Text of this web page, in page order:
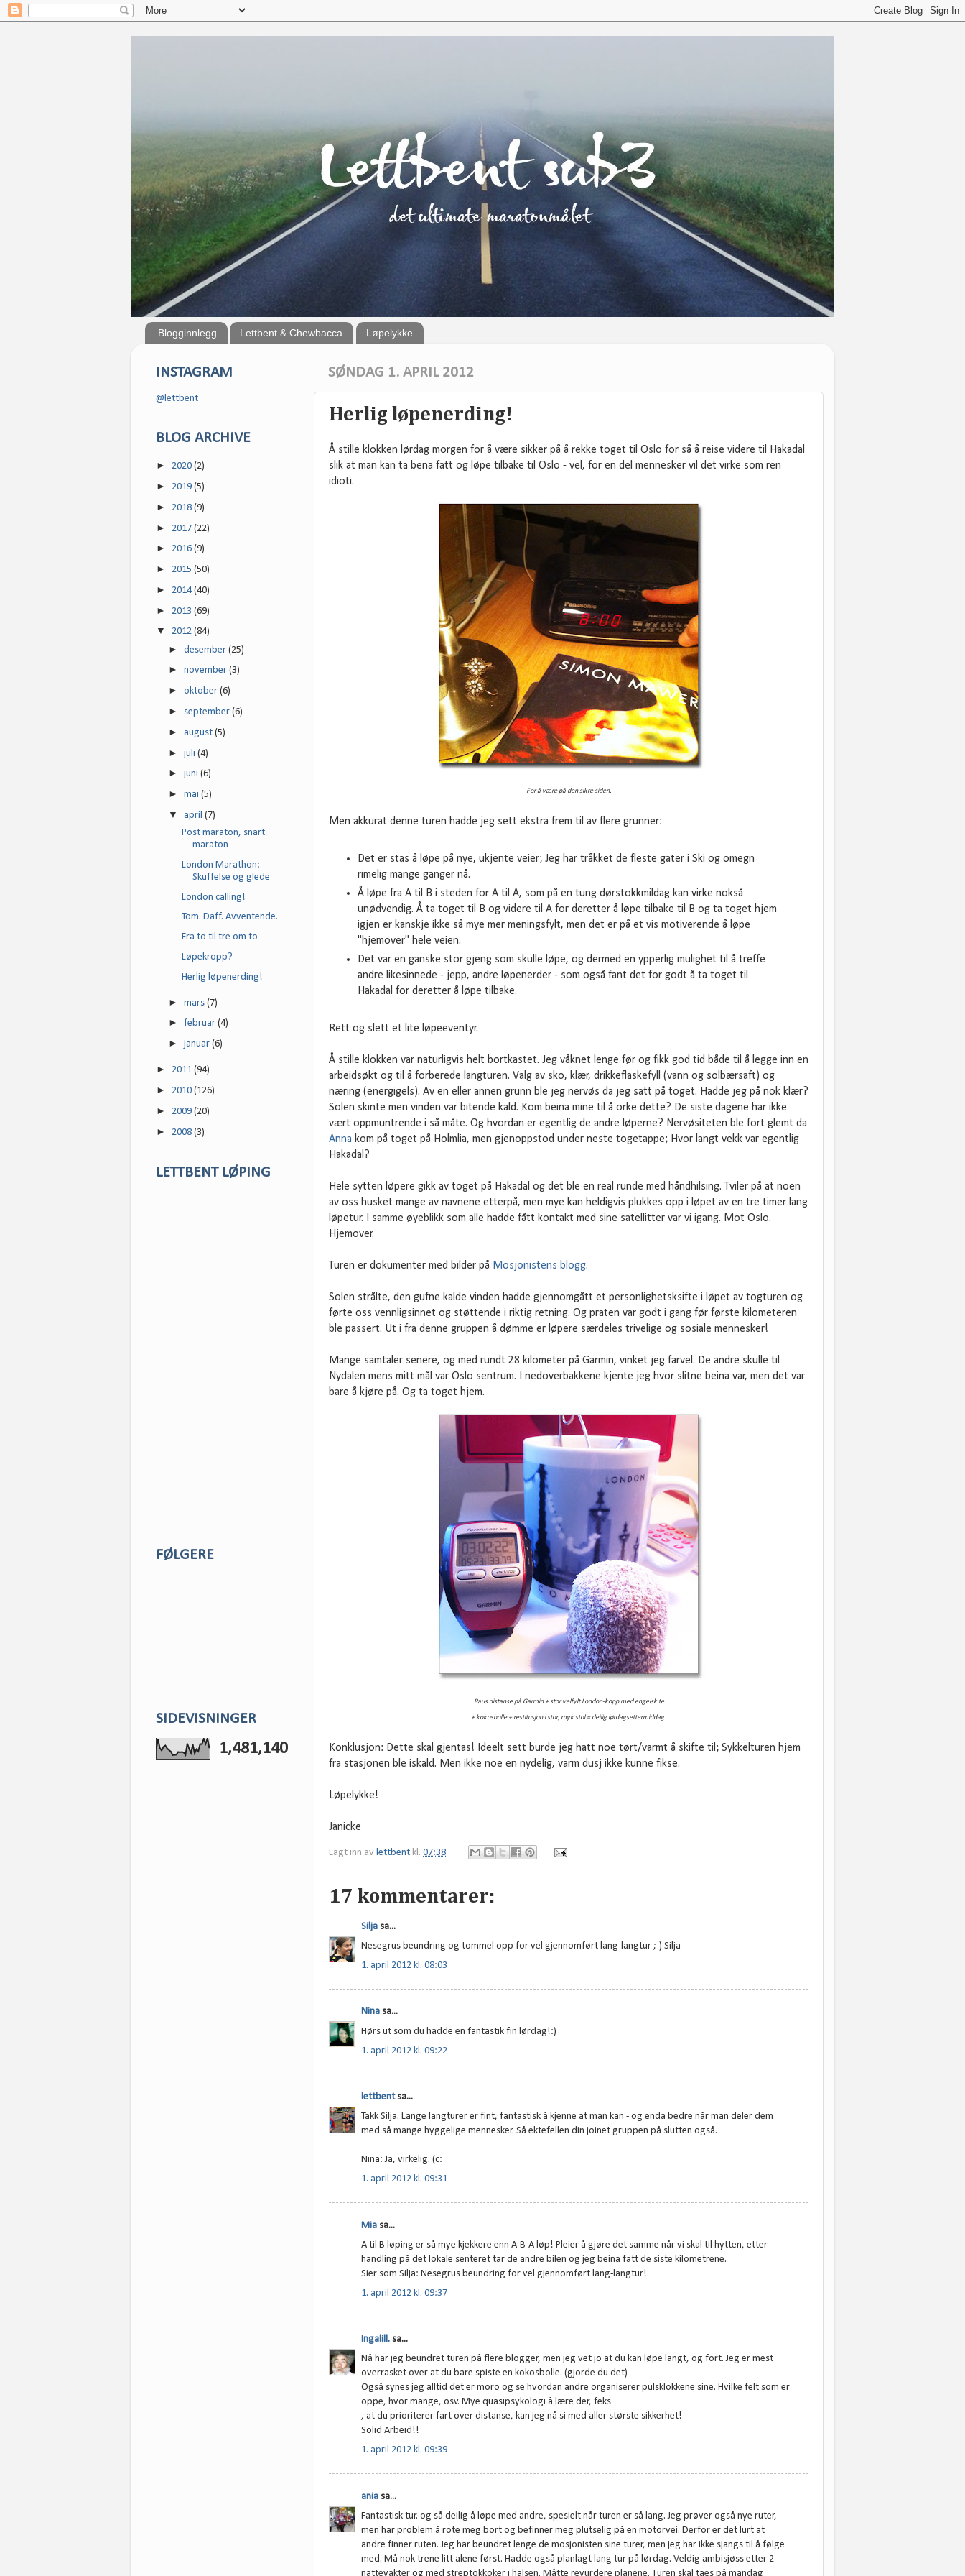
Blogginnlegg Lettbent & Chewbacca Løpelykke
SØNDAG 1. APRIL 2012
Herlig løpenerding!
Å stille klokken lørdag morgen for å være sikker på å rekke toget til Oslo for så å reise videre til Hakadal
slik at man kan ta bena fatt og løpe tilbake til Oslo - vel, for en del mennesker vil det virke som ren
idioti.
For å være på den sikre siden.
Men akkurat denne turen hadde jeg sett ekstra frem til av flere grunner:
Det er stas å løpe på nye, ukjente veier; Jeg har tråkket de fleste gater i Ski og omegn
rimelig mange ganger nå.
Å løpe fra A til B i steden for A til A, som på en tung dørstokkmildag kan virke nokså
unødvendig. Å ta toget til B og videre til A for deretter å løpe tilbake til B og ta toget hjem
igjen er kanskje ikke så mye mer meningsfylt, men det er på et vis motiverende å løpe
"hjemover" hele veien.
Det var en ganske stor gjeng som skulle løpe, og dermed en ypperlig mulighet til å treffe
andre likesinnede - jepp, andre løpenerder - som også fant det for godt å ta toget til
Hakadal for deretter å løpe tilbake.
Rett og slett et lite løpeeventyr.
Å stille klokken var naturligvis helt bortkastet. Jeg våknet lenge før og fikk god tid både til å legge inn en
arbeidsøkt og til å forberede langturen. Valg av sko, klær, drikkeflaskefyll (vann og solbærsaft) og
næring (energigels). Av en eller annen grunn ble jeg nervøs da jeg satt på toget. Hadde jeg på nok klær?
Solen skinte men vinden var bitende kald. Kom beina mine til å orke dette? De siste dagene har ikke
vært oppmuntrende i så måte. Og hvordan er egentlig de andre løperne? Nervøsiteten ble fort glemt da
Anna kom på toget på Holmlia, men gjenoppstod under neste togetappe; Hvor langt vekk var egentlig
Hakadal?
Hele sytten løpere gikk av toget på Hakadal og det ble en real runde med håndhilsing. Tviler på at noen
av oss husket mange av navnene etterpå, men mye kan heldigvis plukkes opp i løpet av en tre timer lang
løpetur. I samme øyeblikk som alle hadde fått kontakt med sine satellitter var vi igang. Mot Oslo.
Hjemover.
Turen er dokumenter med bilder på Mosjonistens blogg.
Solen strålte, den gufne kalde vinden hadde gjennomgått et personlighetsksifte i løpet av togturen og
førte oss vennligsinnet og støttende i riktig retning. Og praten var godt i gang før første kilometeren
ble passert. Ut i fra denne gruppen å dømme er løpere særdeles trivelige og sosiale mennesker!
Mange samtaler senere, og med rundt 28 kilometer på Garmin, vinket jeg farvel. De andre skulle til
Nydalen mens mitt mål var Oslo sentrum. I nedoverbakkene kjente jeg hvor slitne beina var, men det var
bare å kjøre på. Og ta toget hjem.
Raus distanse på Garmin + stor velfylt London-kopp med engelsk te
+ kokosbolle + restitusjon i stor, myk stol= deilig lørdagsettermiddag.
Konklusjon: Dette skal gjentas! Ideelt sett burde jeg hatt noe tørt/varmt å skifte til; Sykkelturen hjem
fra stasjonen ble iskald. Men ikke noe en nydelig, varm dusj ikke kunne fikse.
Løpelykke!
Janicke
Lagt inn av lettbent kl. 07:38
17 kommentarer:
Silja sa...
Nesegrus beundring og tommel opp for vel gjennomført lang-langtur ;-) Silja
1. april 2012 kl. 08:03
Nina sa...
Hørs ut som du hadde en fantastik fin lørdag!:)
1. april 2012 kl. 09:22
lettbentsa...
Takk Silja. Lange langturer er fint, fantastisk å kjenne at man kan - og enda bedre når man deler dem
med så mange hyggelige mennesker. Så ektefellen din joinet gruppen på slutten også.
Nina: Ja, virkelig. (c:
1. april 2012 kl. 09:31
Mia sa...
A til B løping er så mye kjekkere enn A-B-A løp! Pleier å gjøre det samme når vi skal til hytten, etter
handling på det lokale senteret tar de andre bilen og jeg beina fatt de siste kilometrene.
Sier som Silja: Nesegrus beundring for vel gjennomført lang-langtur!
1. april 2012 kl. 09:37
Ingalill. sa...
Nå har jeg beundret turen på flere blogger, men jeg vet jo at du kan løpe langt, og fort. Jeg er mest
overrasket over at du bare spiste en kokosbolle. (gjorde du det)
Også synes jeg alltid det er moro og se hvordan andre organiserer pulsklokkene sine. Hvilke felt som er
oppe, hvor mange, osv. Mye quasipsykologi å lære der, feks
, at du prioriterer fart over distanse, kan jeg nå si med aller største sikkerhet!
Solid Arbeid!!
1. april 2012 kl. 09:39
ania sa...
Fantastisk tur. og så deilig å løpe med andre, spesielt når turen er så lang. Jeg prøver også nye ruter,
men har problem å rote meg bort og befinner meg plutselig på en motorvei. Derfor er det lurt at
andre finner ruten. Jeg har beundret lenge de mosjonisten sine turer, men jeg har ikke sjangs til å følge
med. Må nok trene litt alene først. Hadde også planlagt lang tur på lørdag. Veldig ambisjøss etter 2
nattevakter og med streptokkoker i halsen. Måtte revurdere planene. Turen skal taes på mandag
INSTAGRAM
@lettbent
BLOG ARCHIVE
► 2020 (2)
► 2019 (5)
► 2018 (9)
► 2017 (22)
► 2016 (9)
► 2015 (50)
► 2014(40)
► 2013 (69)
▼ 2012 (84)
►desember(25)
►november(3)
►oktober(6)
► september(6)
►august(5)
►juli(4)
►juni(6)
►mai(5)
▼april(7)
Post maraton, snart
maraton
London Marathon:
Skuffelse og glede
London calling!
Tom. Daff. Avventende.
Fra to til tre om to
Løpekropp?
Herlig løpenerding!
►mars(7)
►februar(4)
►januar(6)
► 2011 (94)
► 2010 (126)
► 2009 (20)
► 2008 (3)
LETTBENT LØPING
FØLGERE
SIDEVISNINGER
1,481,140